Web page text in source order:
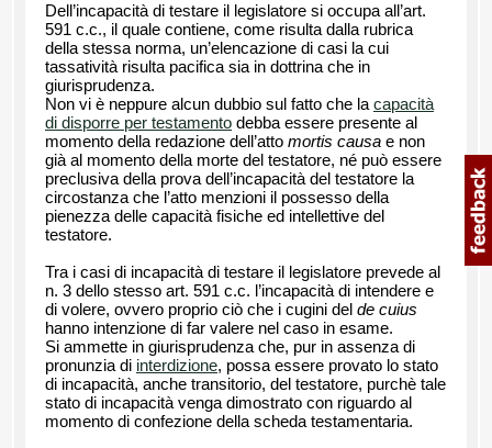
Dell’incapacità di testare il legislatore si occupa all’art.
591 c.c., il quale contiene, come risulta dalla rubrica
della stessa norma, un’elencazione di casi la cui
tassatività risulta pacifica sia in dottrina che in
giurisprudenza.
Non vi è neppure alcun dubbio sul fatto che la capacità
di disporre per testamento debba essere presente al
momento della redazione dell’atto mortis causa e non
già al momento della morte del testatore, né può essere
preclusiva della prova dell’incapacità del testatore la
circostanza che l’atto menzioni il possesso della
pienezza delle capacità fisiche ed intellettive del
testatore.
Tra i casi di incapacità di testare il legislatore prevede al
n. 3 dello stesso art. 591 c.c. l’incapacità di intendere e
di volere, ovvero proprio ciò che i cugini del de cuius
hanno intenzione di far valere nel caso in esame.
Si ammette in giurisprudenza che, pur in assenza di
pronunzia di interdizione, possa essere provato lo stato
di incapacità, anche transitorio, del testatore, purchè tale
stato di incapacità venga dimostrato con riguardo al
momento di confezione della scheda testamentaria.